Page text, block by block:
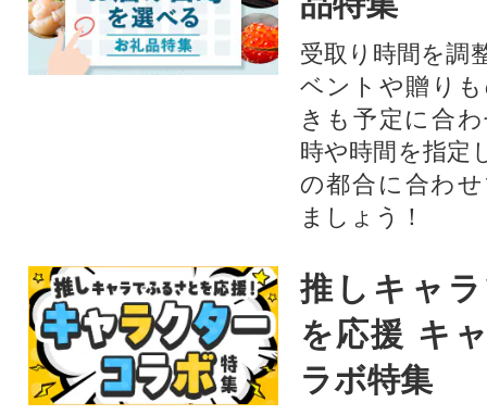
受取り時間を調
ベントや贈り
きも予定に合
時や時間を指定
の都合に合わ
ましょう！
推しキャ
を応援 キ
ラボ特集